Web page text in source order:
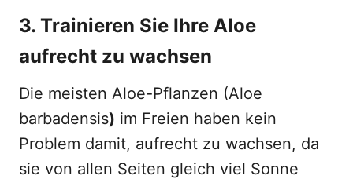
3. Trainieren Sie Ihre Aloe
aufrecht zu wachsen
Die meisten Aloe-Pflanzen (Aloe
barbadensis) im Freien haben kein
Problem damit, aufrecht zu wachsen, da
sie von allen Seiten gleich viel Sonne